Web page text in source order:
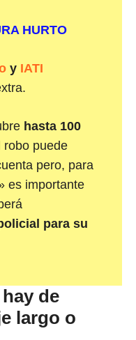
HURTO
y IATI
hasta 100
robo puede
pero, para
es importante
para su
de
largo o